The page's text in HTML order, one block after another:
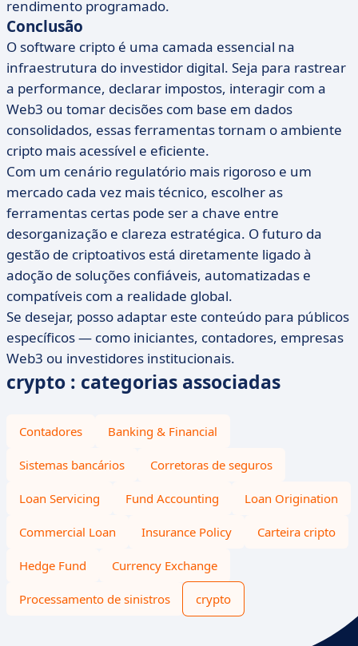
rendimento programado.
Conclusão
O software cripto é uma camada essencial na
infraestrutura do investidor digital. Seja para rastrear
a performance, declarar impostos, interagir com a
Web3 ou tomar decisões com base em dados
consolidados, essas ferramentas tornam o ambiente
cripto mais acessível e eficiente.
Com um cenário regulatório mais rigoroso e um
mercado cada vez mais técnico, escolher as
ferramentas certas pode ser a chave entre
desorganização e clareza estratégica. O futuro da
gestão de criptoativos está diretamente ligado à
adoção de soluções confiáveis, automatizadas e
compatíveis com a realidade global.
Se desejar, posso adaptar este conteúdo para públicos
específicos — como iniciantes, contadores, empresas
Web3 ou investidores institucionais.
crypto : categorias associadas
Contadores Banking & Financial
Sistemas bancários Corretoras de seguros
Loan Servicing Fund Accounting Loan Origination
Commercial Loan Insurance Policy Carteira cripto
Hedge Fund Currency Exchange
Processamento de sinistros crypto